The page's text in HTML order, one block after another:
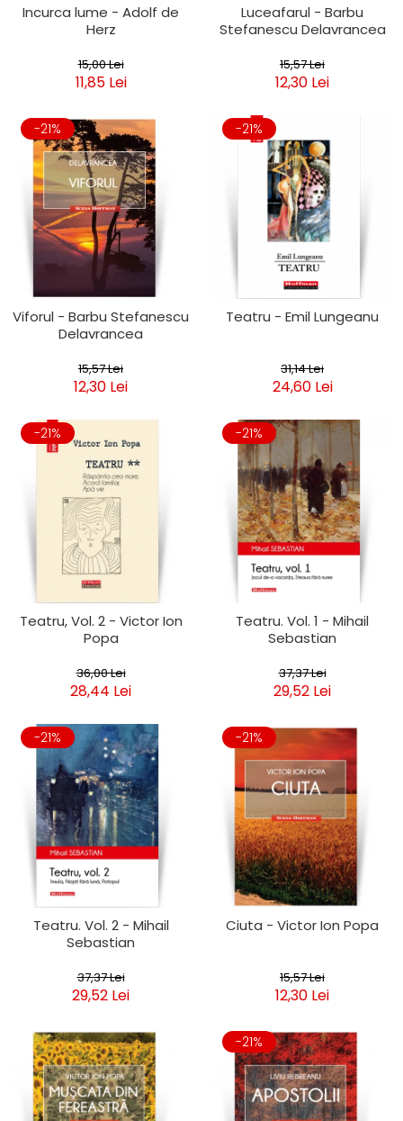
Incurca lume - Adolf de
Herz
15,00 Lei
11,85 Lei
Luceafarul - Barbu
Stefanescu Delavrancea
15,57 Lei
12,30 Lei
-21%
Viforul - Barbu Stefanescu
Delavrancea
15,57 Lei
12,30 Lei
-21%
Teatru - Emil Lungeanu
31,14 Lei
24,60 Lei
-21%
Teatru, Vol. 2 - Victor Ion
Popa
36,00 Lei
28,44 Lei
-21%
Teatru. Vol. 1 - Mihail
Sebastian
37,37 Lei
29,52 Lei
-21%
Teatru. Vol. 2 - Mihail
Sebastian
37,37 Lei
29,52 Lei
-21%
Ciuta - Victor Ion Popa
15,57 Lei
12,30 Lei
-21%